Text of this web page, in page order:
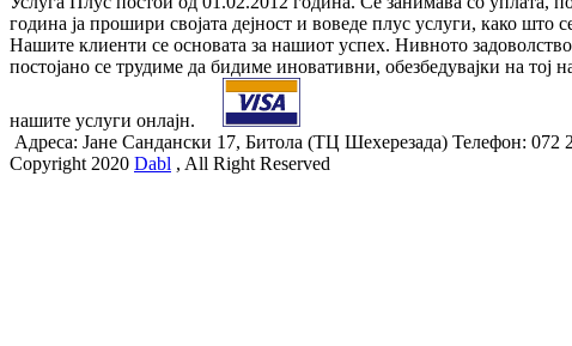
година ја прошири својата дејност и воведе плус услуги, како што
Нашите клиенти се основата за нашиот успех. Нивното задоволство
постојано се трудиме да бидиме иновативни, обезбедувајки на
нашите услуги онлајн.
Адреса: Јане Сандански 17, Битола (ТЦ Шехерезада) Телефон: 072
Copyright 2020 Dabl , All Right Reserved